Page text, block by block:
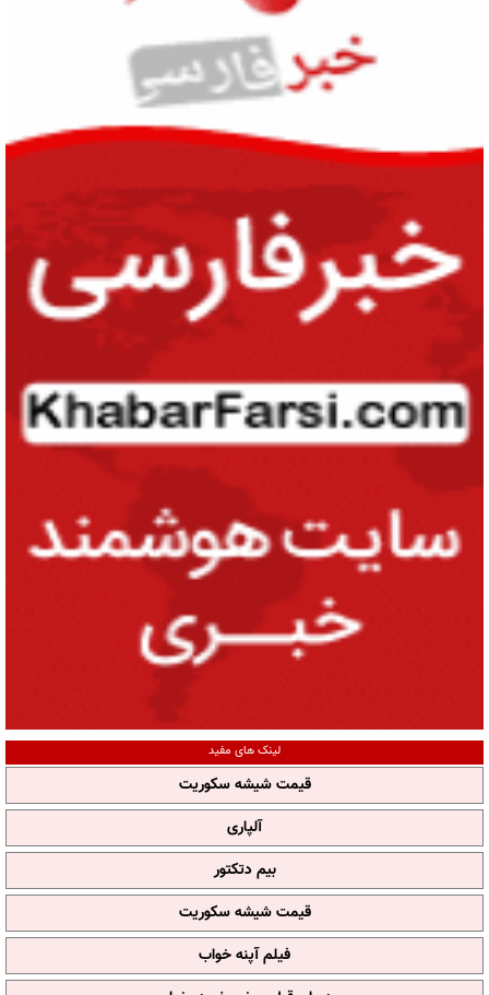
لینک های مفید
قیمت شیشه سکوریت
آلپاری
بیم دتکتور
قیمت شیشه سکوریت
فیلم آپنه خواب